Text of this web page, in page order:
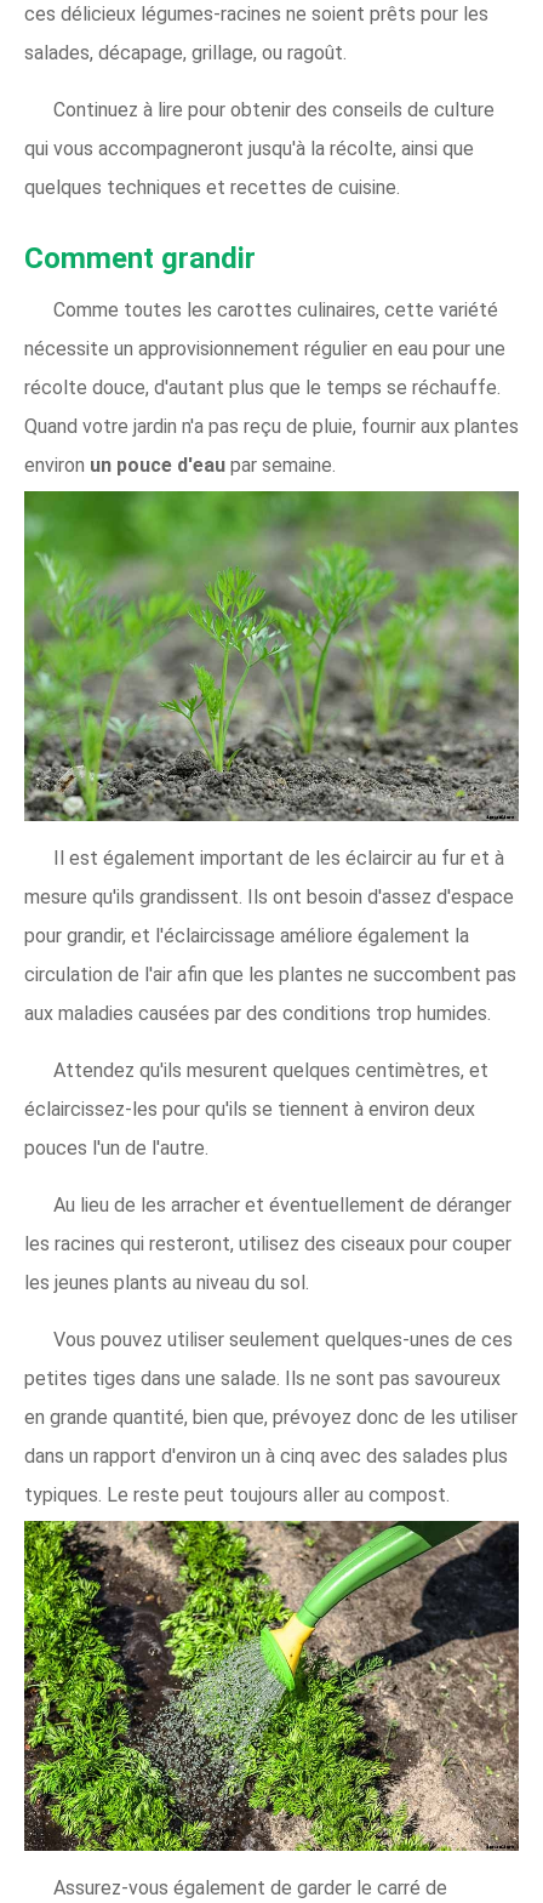
ces délicieux légumes-racines ne soient prêts pour les
salades, décapage, grillage, ou ragoût.
Continuez à lire pour obtenir des conseils de culture
qui vous accompagneront jusqu'à la récolte, ainsi que
quelques techniques et recettes de cuisine.
Comment grandir
Comme toutes les carottes culinaires, cette variété
nécessite un approvisionnement régulier en eau pour une
récolte douce, d'autant plus que le temps se réchauffe.
Quand votre jardin n'a pas reçu de pluie, fournir aux plantes
environ un pouce d'eau par semaine.
Il est également important de les éclaircir au fur et à
mesure qu'ils grandissent. Ils ont besoin d'assez d'espace
pour grandir, et l'éclaircissage améliore également la
circulation de l'air afin que les plantes ne succombent pas
aux maladies causées par des conditions trop humides.
Attendez qu'ils mesurent quelques centimètres, et
éclaircissez-les pour qu'ils se tiennent à environ deux
pouces l'un de l'autre.
Au lieu de les arracher et éventuellement de déranger
les racines qui resteront, utilisez des ciseaux pour couper
les jeunes plants au niveau du sol.
Vous pouvez utiliser seulement quelques-unes de ces
petites tiges dans une salade. Ils ne sont pas savoureux
en grande quantité, bien que, prévoyez donc de les utiliser
dans un rapport d'environ un à cinq avec des salades plus
typiques. Le reste peut toujours aller au compost.
Assurez-vous également de garder le carré de